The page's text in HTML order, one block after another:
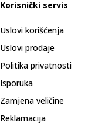
Korisnički servis
Uslovi korišćenja
Uslovi prodaje
Politika privatnosti
Isporuka
Zamjena veličine
Reklamacija